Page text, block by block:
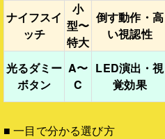
ナイフスイ
ッチ
小
型〜
特大
倒す動作・高
い視認性
光るダミー
ボタン
A〜
C
LED演出・視
覚効果
■ 一目で分かる選び方